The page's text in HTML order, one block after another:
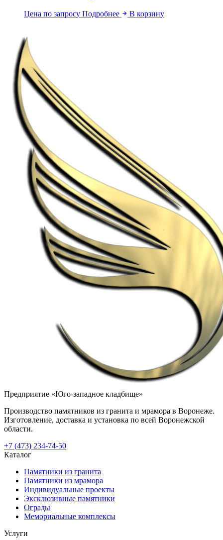
Цена по запросу Подробнее В корзину
Предприятие «Юго-западное кладбище»
Производство памятников из гранита и мрамора в Воронеже.
Изготовление, доставка и установка по всей Воронежской
области.
+7 (473) 234-74-50
Каталог
Памятники из гранита
Памятники из мрамора
Индивидуальные проекты
Эксклюзивные памятники
Ограды
Мемориальные комплексы
Услуги